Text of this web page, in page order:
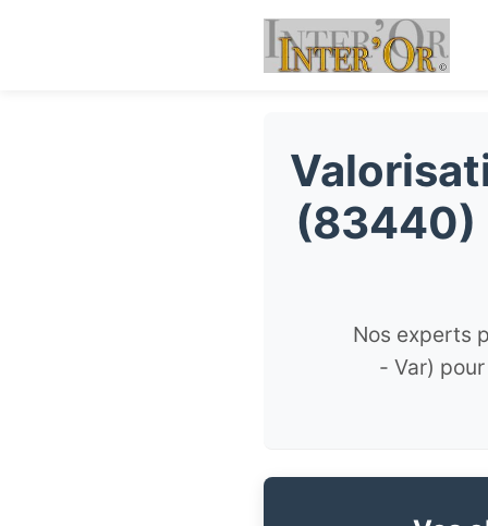
(83440)
Nos experts
- Var)